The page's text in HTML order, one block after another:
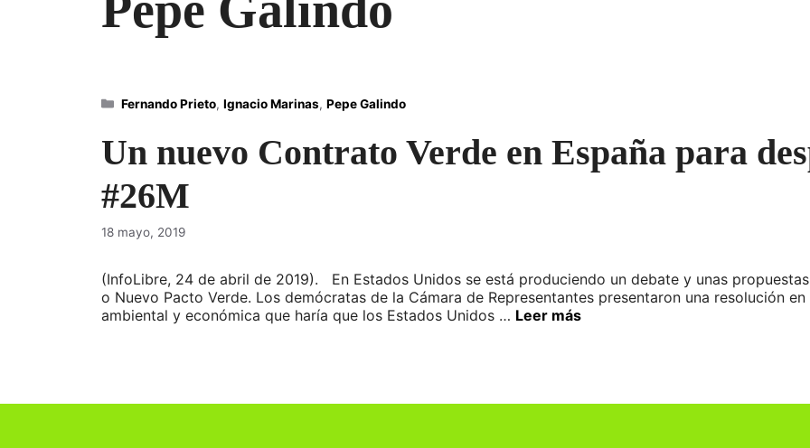
Un nuevo Contrato Verde en España para
#26M
18 mayo, 2019
(InfoLibre, 24 de abril de 2019). En Estados Unidos se está produciendo un debate y unas
o Nuevo Pacto Verde. Los demócratas de la Cámara de Representantes presentaron una resolución
ambiental y económica que haría que los Estados Unidos … Leer más
Categorías
Fernando Prieto, Ignacio Marinas, Pepe Galindo